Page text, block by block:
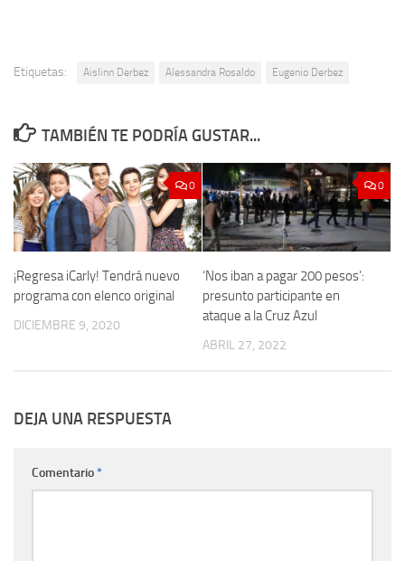
Etiquetas: Aislinn Derbez Alessandra Rosaldo Eugenio Derbez
TAMBIÉN TE PODRÍA GUSTAR...
0
¡Regresa iCarly! Tendrá nuevo
programa con elenco original
DICIEMBRE 9, 2020
0
‘Nos iban a pagar 200 pesos’:
presunto participante en
ataque a la Cruz Azul
ABRIL 27, 2022
DEJA UNA RESPUESTA
Comentario*